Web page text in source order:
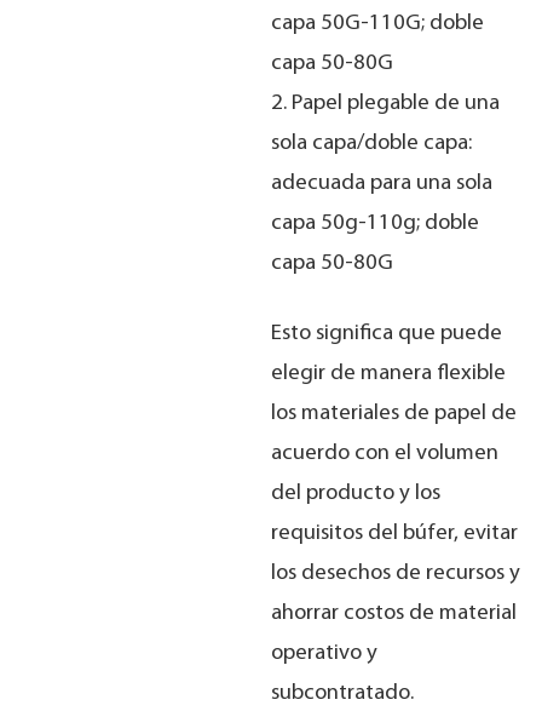
capa 50G-110G; doble
capa 50-80G
2. Papel plegable de una
sola capa/doble capa:
adecuada para una sola
capa 50g-110g; doble
capa 50-80G
Esto significa que puede
elegir de manera flexible
los materiales de papel de
acuerdo con el volumen
del producto y los
requisitos del búfer, evitar
los desechos de recursos y
ahorrar costos de material
operativo y
subcontratado.